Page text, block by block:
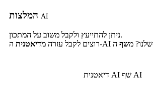
AI
ניתן להתייעץ ולקבל משוב על המתכון.
רוצים לקבל עזרה מדיאטנית ה-AI שלנו? משף
דיאטנית AI שף AI